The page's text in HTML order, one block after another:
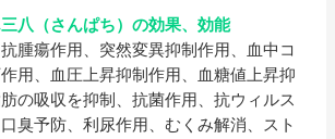
八（さんぱち）の効果、効能
腫瘍作用、突然変異抑制作用、血中コ
用、血圧上昇抑制作用、血糖値上昇抑
の吸収を抑制、抗菌作用、抗ウィルス
臭予防、利尿作用、むくみ解消、スト